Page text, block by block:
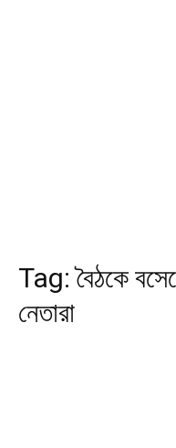
Tag:বৈঠকে
নেতারা